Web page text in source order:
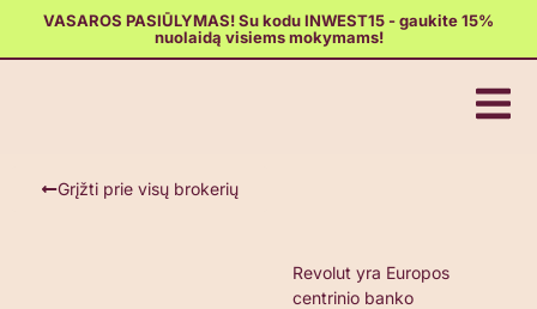
VASAROS PASIŪLYMAS! Su kodu INWEST15 - gaukite 15%
nuolaidą visiems mokymams!
Grįžti prie visų brokerių
Revolut yra Europos
centrinio banko